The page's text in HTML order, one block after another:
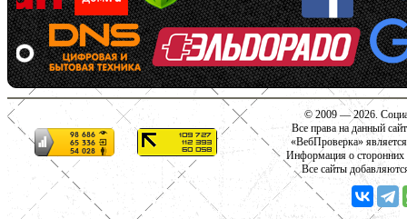
© 2009 — 2026.
Все права на данный
«ВебПроверка»
Информация о сторонних
Все сайты